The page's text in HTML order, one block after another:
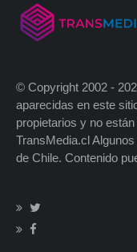
© Copyright 2002 -
aparecidas en este
propietarios y no
TransMedia.cl
de Chile. Contenido